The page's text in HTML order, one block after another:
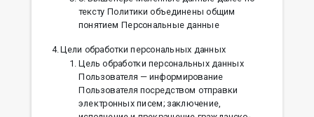
тексту Политики объединены общим
понятием Персональные данные
Цели обработки персональных данных
Цель обработки персональных данных
Пользователя — информирование
Пользователя посредством отправки
электронных писем; заключение,